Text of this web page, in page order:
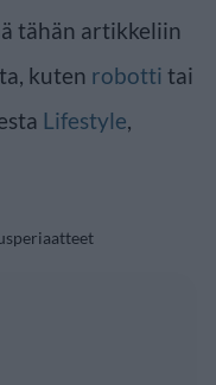
tähän artikkeliin
kuten robotti tai
Lifestyle,